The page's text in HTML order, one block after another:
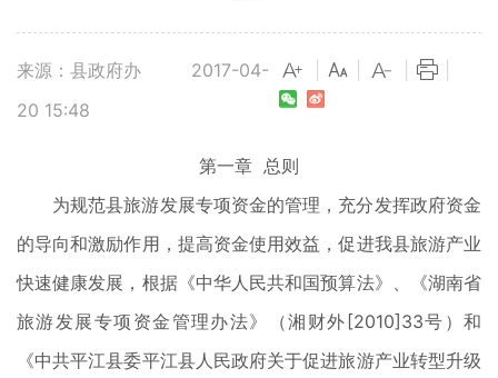
来源：县政府办
2017-04-
20 15:48
第一章 总则
为规范县旅游发展专项资金的管理，充分发挥政府资金
的导向和激励作用，提高资金使用效益，促进我县旅游产业
快速健康发展，根据《中华人民共和国预算法》、《湖南省
旅游发展专项资金管理办法》（湘财外[2010]33号）和
《中共平江县委平江县人民政府关于促进旅游产业转型升级